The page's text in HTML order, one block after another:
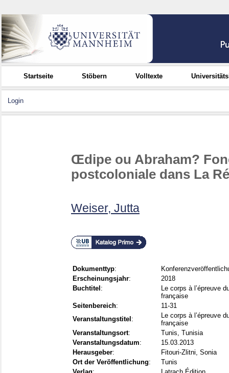
Startseite Stöbern Volltexte
Login
Œdipe ou Abraham?
postcoloniale dans La
Weiser, Jutta
Dokumenttyp:
Erscheinungsjahr:
2018
Buchtitel :
Le corps à l’épreuve
française
Seitenbereich:
11-31
Veranstaltungstitel :
Le corps à l’épreuve
française
Veranstaltungsort:
Tunis, Tunisia
Veranstaltungsdatum:
15.03.2013
Herausgeber:
Fitouri-Zlitni, Sonia
Ort der Veröffentlichung:
Tunis